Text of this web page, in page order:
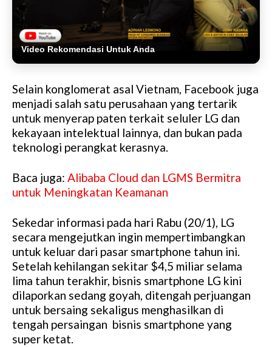
Video Rekomendasi Untuk Anda
Selain konglomerat asal Vietnam, Facebook juga
menjadi salah satu perusahaan yang tertarik
untuk menyerap paten terkait seluler LG dan
kekayaan intelektual lainnya, dan bukan pada
teknologi perangkat kerasnya.
Baca juga: Alibaba Cloud dan LGMS Bermitra
untuk Meningkatan Keamanan
Sekedar informasi pada hari Rabu (20/1), LG
secara mengejutkan ingin mempertimbangkan
untuk keluar dari pasar smartphone tahun ini.
Setelah kehilangan sekitar $4,5 miliar selama
lima tahun terakhir, bisnis smartphone LG kini
dilaporkan sedang goyah, ditengah perjuangan
untuk bersaing sekaligus menghasilkan di
tengah persaingan bisnis smartphone yang
super ketat.